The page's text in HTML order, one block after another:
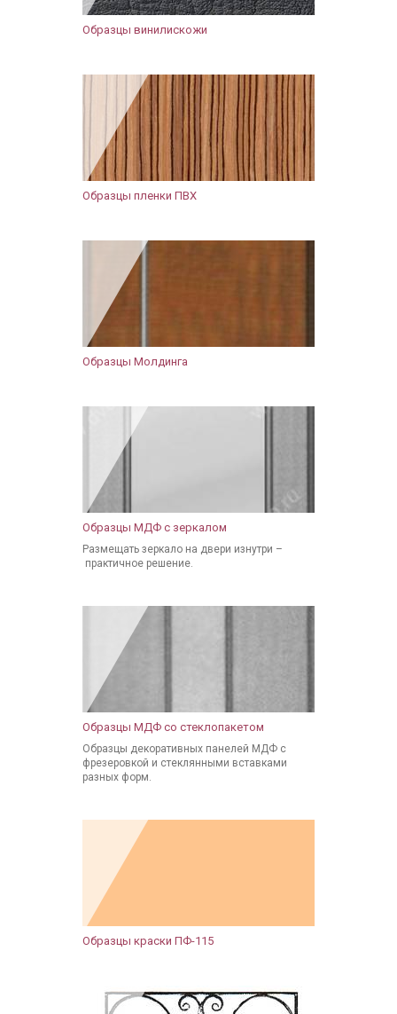
Образцы винилискожи
Образцы пленки ПВХ
Образцы Молдинга
Образцы МДФ с зеркалом
Размещать зеркало на двери изнутри –
практичное решение.
Образцы МДФ со стеклопакетом
Образцы декоративных панелей МДФ с
фрезеровкой и стеклянными вставками
разных форм.
Образцы краски ПФ-115